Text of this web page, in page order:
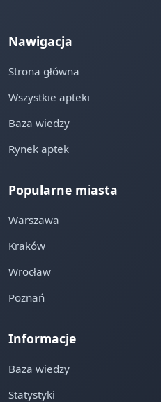
Nawigacja
Strona główna
Wszystkie apteki
Baza wiedzy
Rynek aptek
Popularne miasta
Warszawa
Kraków
Wrocław
Poznań
Informacje
Baza wiedzy
Statystyki